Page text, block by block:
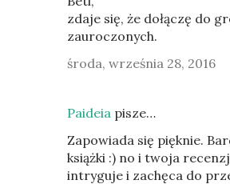
zdaje się, że dołączę do
zauroczonych.
środa, września 28, 2016
Paideia pisze…
Zapowiada się pięknie.
książki :) no i twoja
intryguje i zachęca do